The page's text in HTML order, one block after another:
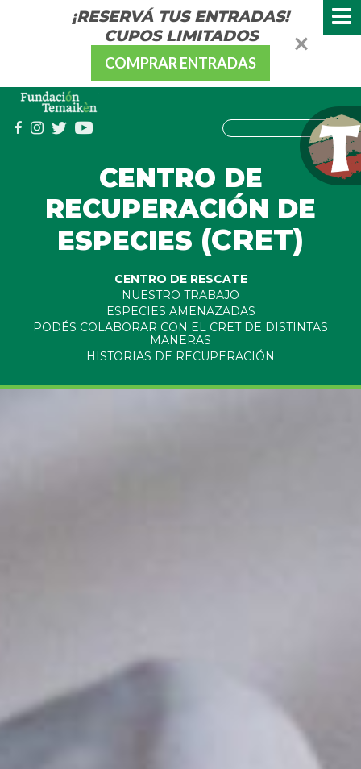
¡RESERVÁ TUS ENTRADAS!
CUPOS LIMITADOS
COMPRAR ENTRADAS
CENTRO DE
RECUPERACIÓN DE
ESPECIES (CRET)
CENTRO DE RESCATE
NUESTRO TRABAJO
ESPECIES AMENAZADAS
PODÉS COLABORAR CON EL CRET DE DISTINTAS
MANERAS
HISTORIAS DE RECUPERACIÓN